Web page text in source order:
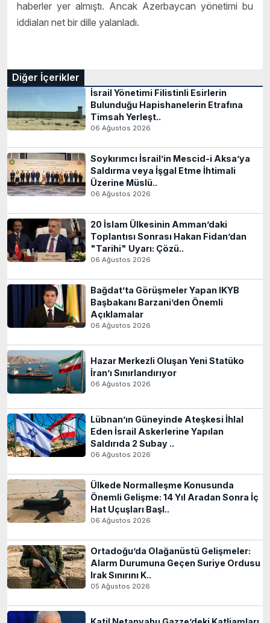
haberler yer almıştı. Ancak Azerbaycan yönetimi bu
iddiaları net bir dille yalanladı.
Diğer İçerikler
İsrail Yönetimi Filistinli Esirlerin
Bulunduğu Hapishanelerin Etrafına
Timsah Yerleşt..
06 Ağustos 2026
Soykırımcı İsrail’in Mescid-i Aksa’ya
Saldırma veya İşgal Etme İhtimali
Üzerine Müslü..
06 Ağustos 2026
20 İslam Ülkesinin Amman’daki
Toplantısı Sonrası Hakan Fidan’dan
"Tarihi" Uyarı: Çözü..
06 Ağustos 2026
Bağdat’ta Görüşmeler Yapan IKYB
Başbakanı Barzani’den Önemli
Açıklamalar
06 Ağustos 2026
Hazar Merkezli Oluşan Yeni Statüko
İran’ı Sınırlandırıyor
06 Ağustos 2026
Lübnan’ın Güneyinde Ateşkesi İhlal
Eden İsrail Askerlerine Yapılan
Saldırıda 2 Subay ..
06 Ağustos 2026
Ülkede Normalleşme Konusunda
Önemli Gelişme: 14 Yıl Aradan Sonra İç
Hat Uçuşları Başl..
06 Ağustos 2026
Ortadoğu’da Olağanüstü Gelişmeler:
Alarm Durumuna Geçen Suriye Ordusu
Irak Sınırını K..
05 Ağustos 2026